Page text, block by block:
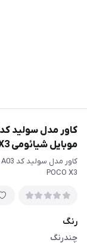
موبایل شیائومی POCO X3
POCO X3
رنگ
چندرنگ